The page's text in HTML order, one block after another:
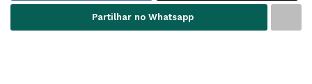
Partilhar no Whatsapp